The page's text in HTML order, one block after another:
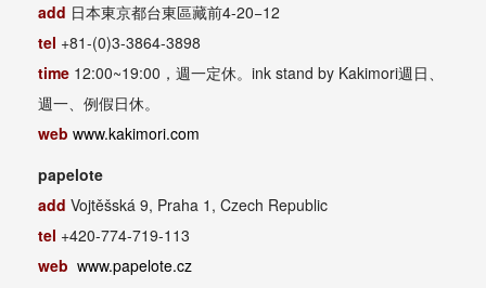
add 日本東京都台東區藏前4-20−12
tel +81-(0)3-3864-3898
time 12:00~19:00，週一定休。ink stand by Kakimori週日、
週一、例假日休。
web www.kakimori.com
papelote
add Vojtěšská 9, Praha 1, Czech Republic
tel +420-774-719-113
web www.papelote.cz